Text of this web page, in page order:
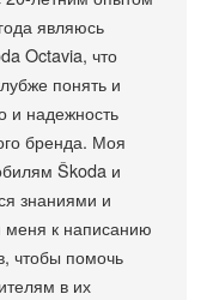
являюсь
Octavia, что
понять и
и надежность
бренда. Моя
Škoda и
знаниями и
к написанию
чтобы помочь
в их